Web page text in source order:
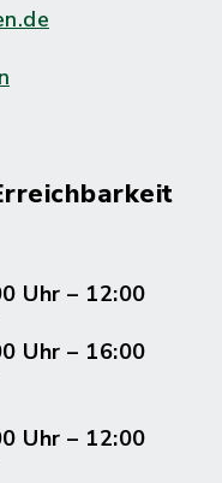
Uhr – 12:00
Uhr – 16:00
Uhr – 12:00